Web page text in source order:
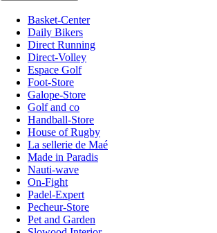
Basket-Center
Daily Bikers
Direct Running
Direct-Volley
Espace Golf
Foot-Store
Galope-Store
Golf and co
Handball-Store
House of Rugby
La sellerie de Maé
Made in Paradis
Nauti-wave
On-Fight
Padel-Expert
Pecheur-Store
Pet and Garden